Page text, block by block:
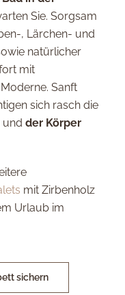
Sie. Sorgsam
, Lärchen- und
natürlicher
mit
Sanft
sich rasch die
und der Körper
mit Zirbenholz
Urlaub im
sichern